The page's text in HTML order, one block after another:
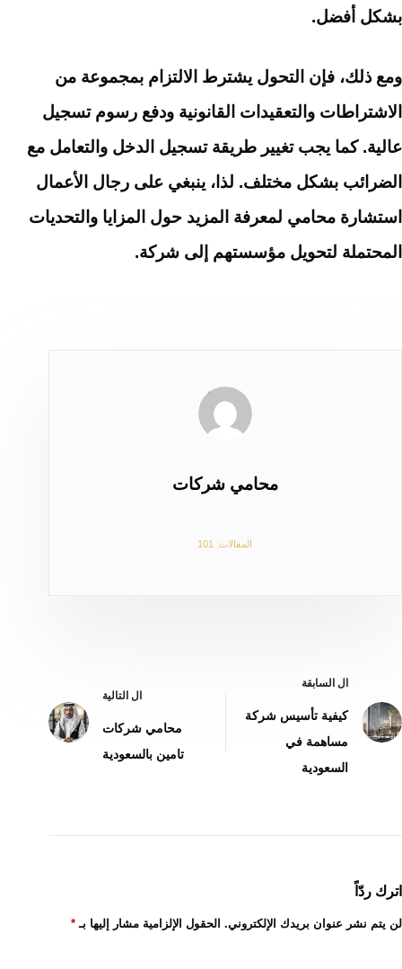
بشكل أفضل.
ومع ذلك، فإن التحول يشترط الالتزام بمجموعة من
الاشتراطات والتعقيدات القانونية ودفع رسوم تسجيل
عالية. كما يجب تغيير طريقة تسجيل الدخل والتعامل مع
الضرائب بشكل مختلف. لذا، ينبغي على رجال الأعمال
استشارة محامي لمعرفة المزيد حول المزايا والتحديات
المحتملة لتحويل مؤسستهم إلى شركة.
محامي شركات
المقالات: 101
ال السابقة
كيفية تأسيس شركة
مساهمة في
السعودية
ال التالية
محامي شركات
تامين بالسعودية
اترك ردّاً
لن يتم نشر عنوان بريدك الإلكتروني. الحقول الإلزامية مشار إليها بـ *